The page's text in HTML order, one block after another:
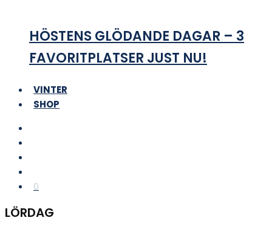
HÖSTENS GLÖDANDE DAGAR – 3
FAVORITPLATSER JUST NU!
VINTER
SHOP
0
LÖRDAG